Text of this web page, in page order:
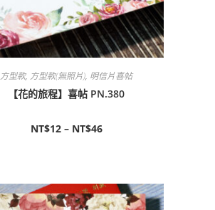
方型款, 方型款(無照片), 明信片喜帖
【花的旅程】喜帖 PN.380
NT$12– NT$46